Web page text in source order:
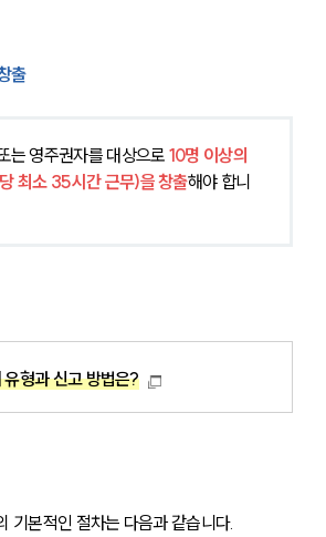
출
는 영주권자를 대상으로 10명 이상의
최소 35시간 근무)을 창출해야 합니
형과 신고 방법은?
기본적인 절차는 다음과 같습니다.